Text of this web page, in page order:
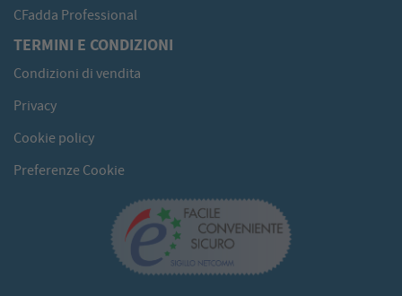
CFadda Professional
TERMINI E CONDIZIONI
Condizioni di vendita
Privacy
Cookie policy
Preferenze Cookie